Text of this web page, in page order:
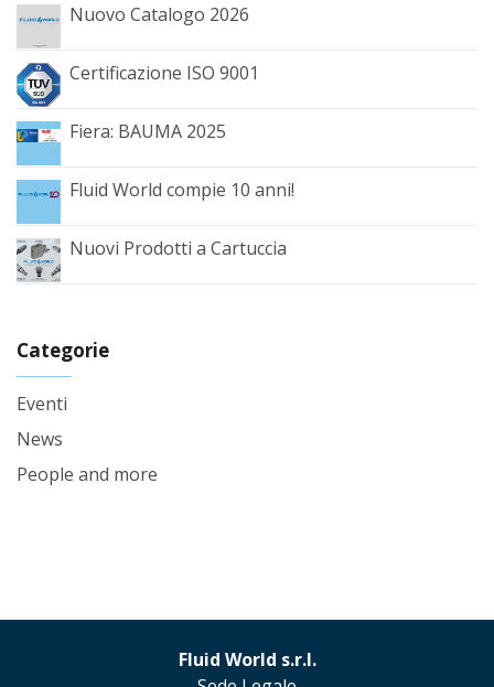
Nuovo Catalogo 2026
Certificazione ISO 9001
Fiera: BAUMA 2025
Fluid World compie 10 anni!
Nuovi Prodotti a Cartuccia
Categorie
Eventi
News
People and more
Fluid World s.r.l.